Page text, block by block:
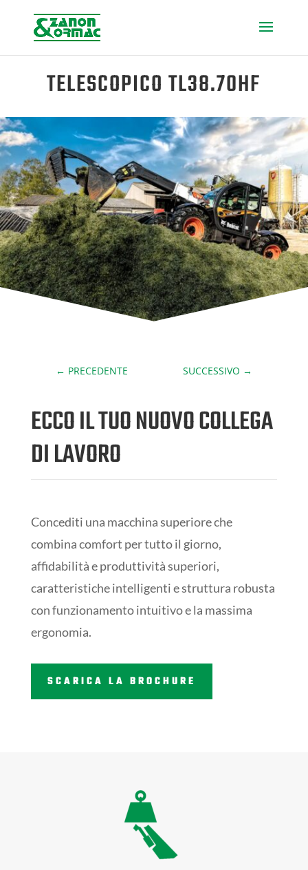
TELESCOPICO TL38.70HF
← PRECEDENTE SUCCESSIVO →
ECCO IL TUO NUOVO COLLEGA
DI LAVORO
Concediti una macchina superiore che
combina comfort per tutto il giorno,
affidabilità e produttività superiori,
caratteristiche intelligenti e struttura robusta
con funzionamento intuitivo e la massima
ergonomia.
SCARICA LA BROCHURE